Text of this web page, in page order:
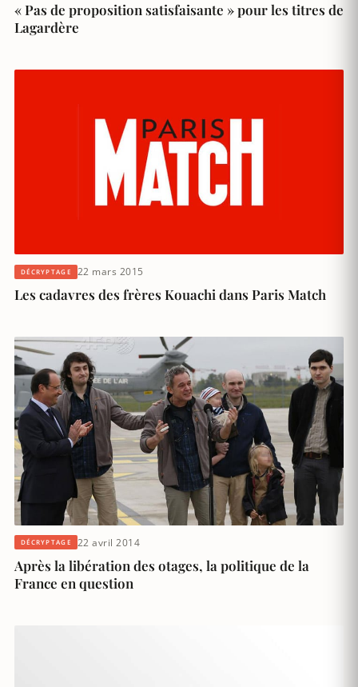
« Pas de proposition satisfaisante » pour les titres de
Lagardère
DÉCRYPTAGE 22 mars 2015
Les cadavres des frères Kouachi dans Paris Match
DÉCRYPTAGE 22 avril 2014
Après la libération des otages, la politique de la
France en question